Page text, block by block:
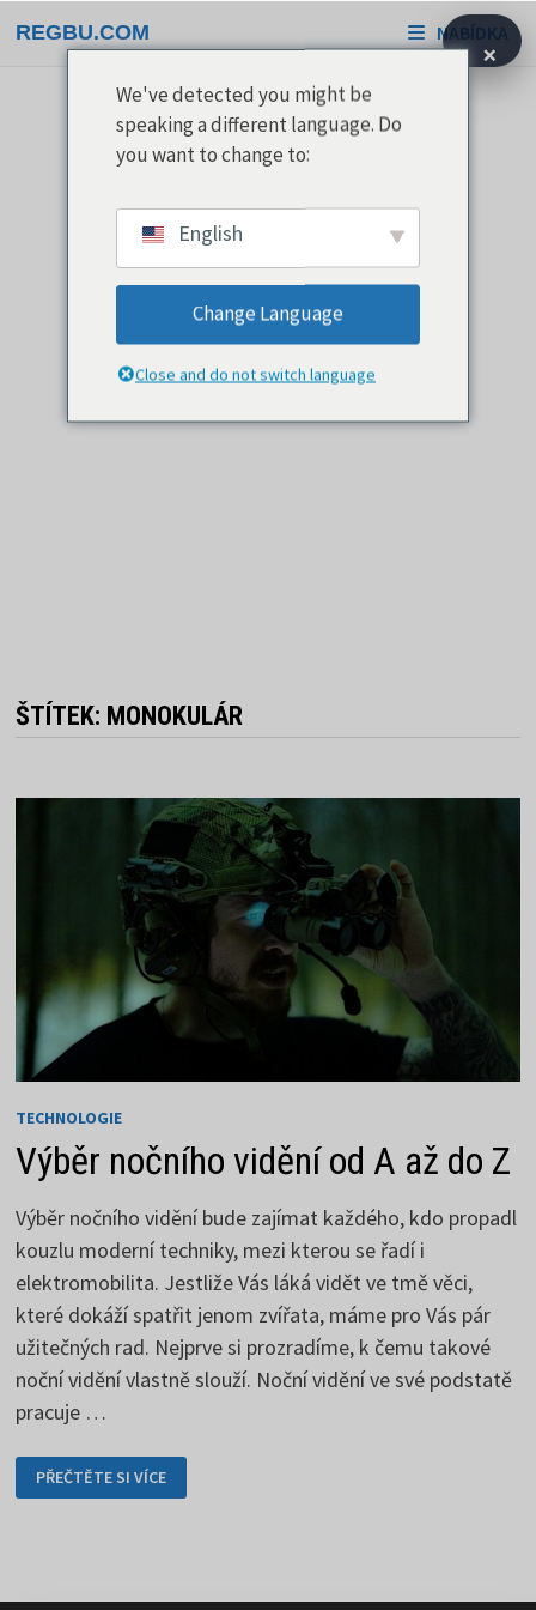
na
REGBU.COM NABÍDKA
ŠTÍTEK: MONOKULÁR
TECHNOLOGIE
Výběr nočního vidění od A až do Z
Výběr nočního vidění bude zajímat každého, kdo propadl
kouzlu moderní techniky, mezi kterou se řadí i
elektromobilita. Jestliže Vás láká vidět ve tmě věci,
které dokáží spatřit jenom zvířata, máme pro Vás pár
užitečných rad. Nejprve si prozradíme, k čemu takové
noční vidění vlastně slouží. Noční vidění ve své podstatě
pracuje …
VÝBĚR
NOČNÍHO
VIDĚNÍ
PŘEČTĚTE SI VÍCE
×
We've detected you might be
speaking a different language. Do
you want to change to:
English
Change Language
Close and do not switch language